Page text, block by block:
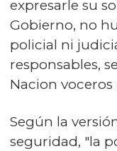
expresarle su
Gobierno, no
policial ni
responsables,
Nacion voceros
Según la
seguridad, "la